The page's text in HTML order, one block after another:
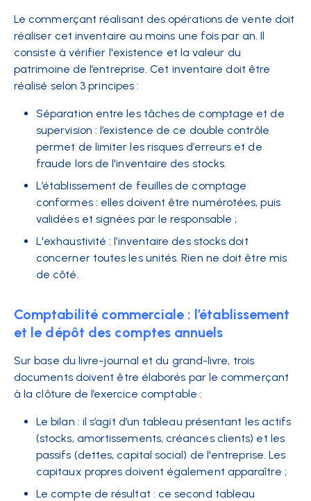
Le commerçant réalisant des opérations de vente doit
réaliser cet inventaire au moins une fois par an. Il
consiste à vérifier l'existence et la valeur du
patrimoine de l’entreprise. Cet inventaire doit être
réalisé selon 3 principes :
Séparation entre les tâches de comptage et de
supervision : l’existence de ce double contrôle
permet de limiter les risques d’erreurs et de
fraude lors de l'inventaire des stocks.
L’établissement de feuilles de comptage
conformes : elles doivent être numérotées, puis
validées et signées par le responsable ;
L'exhaustivité : l’inventaire des stocks doit
concerner toutes les unités. Rien ne doit être mis
de côté.
Comptabilité commerciale : l’établissement
et le dépôt des comptes annuels
Sur base du livre-journal et du grand-livre, trois
documents doivent être élaborés par le commerçant
à la clôture de l’exercice comptable :
Le bilan : il s’agit d’un tableau présentant les actifs
(stocks, amortissements, créances clients) et les
passifs (dettes, capital social) de l'entreprise. Les
capitaux propres doivent également apparaître ;
Le compte de résultat : ce second tableau